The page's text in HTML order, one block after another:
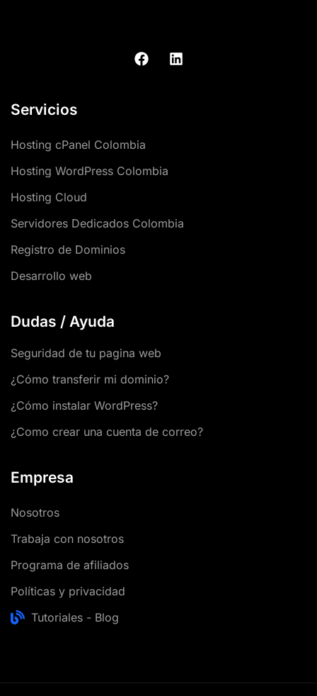
Servicios
Hosting cPanel Colombia
Hosting WordPress Colombia
Hosting Cloud
Servidores Dedicados Colombia
Registro de Dominios
Desarrollo web
Dudas / Ayuda
Seguridad de tu pagina web
¿Cómo transferir mi dominio?
¿Cómo instalar WordPress?
¿Como crear una cuenta de correo?
Empresa
Nosotros
Trabaja con nosotros
Programa de afiliados
Políticas y privacidad
Tutoriales - Blog